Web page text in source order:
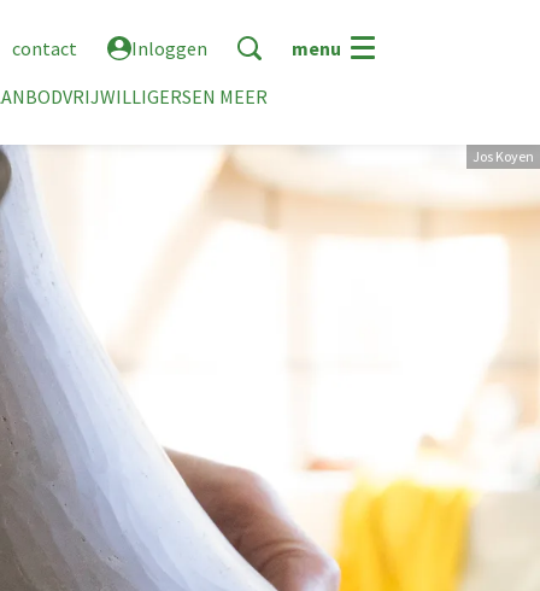
contact
Inloggen
VRIJWILLIGERSEN MEER
menu
Jos Koyen